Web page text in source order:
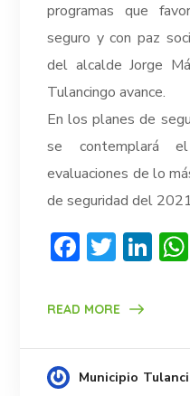
programas que
seguro y con paz
del alcalde Jorge
Tulancingo avance.
En los planes de
se contemplará
evaluaciones de lo
de seguridad del
READ MORE
Municipio